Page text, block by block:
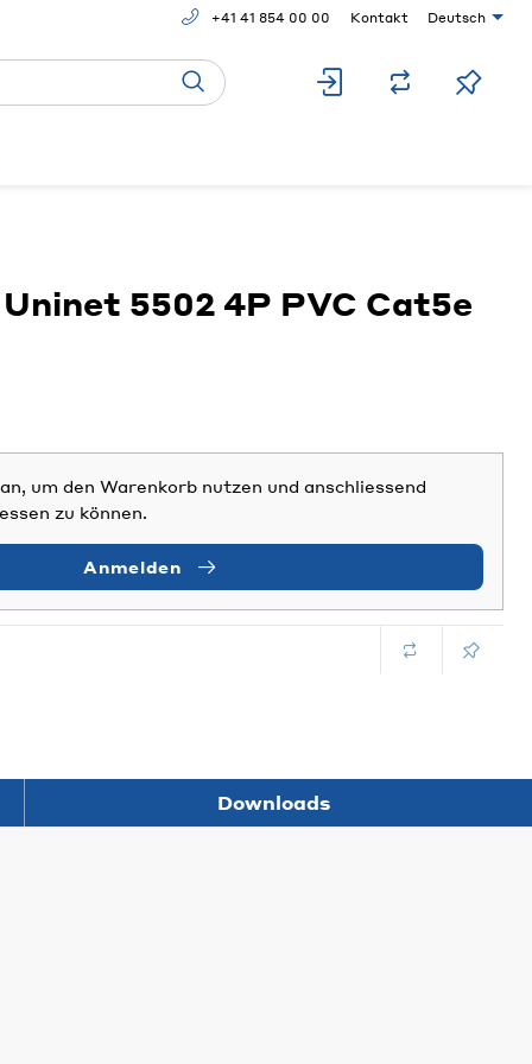
+41 41 854 00 00 Kontakt Deutsch
5502 4P PVC Cat5e
um den Warenkorb nutzen und anschliessend
zu können.
Anmelden
Downloads